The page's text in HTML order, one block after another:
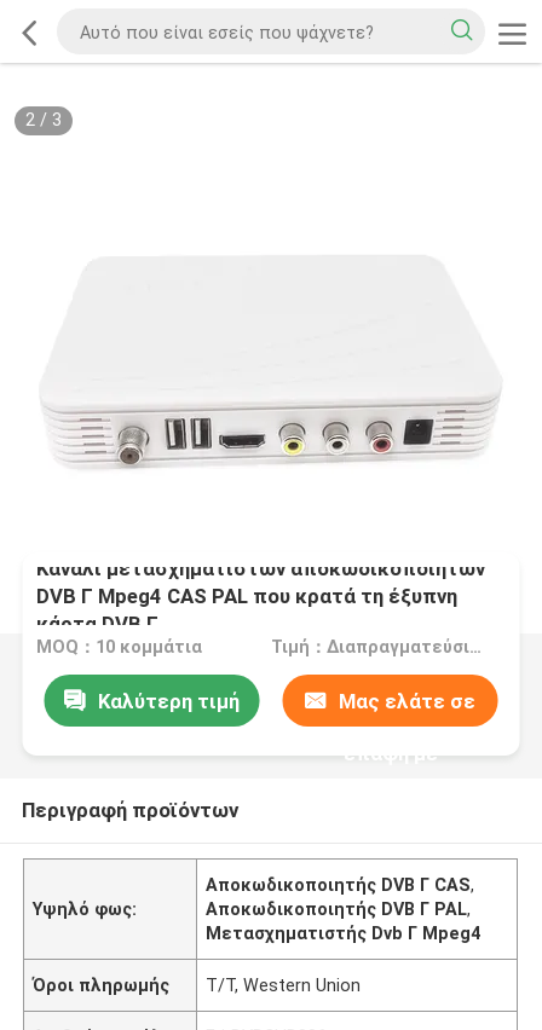
2/ 3
Κανάλι μετασχηματιστών αποκωδικοποιητών
DVB Γ Mpeg4 CAS PAL που κρατά τη έξυπνη
κάρτα DVB Γ
MOQ：10 κομμάτια Τιμή：Διαπραγματεύσιμα
Καλύτερη τιμή Μας ελάτε σε
επαφή με
Περιγραφή προϊόντων
Υψηλό φως:
Αποκωδικοποιητής DVB Γ CAS,
Αποκωδικοποιητής DVB Γ PAL,
Μετασχηματιστής Dvb Γ Mpeg4
Όροι πληρωμής T/T, Western Union